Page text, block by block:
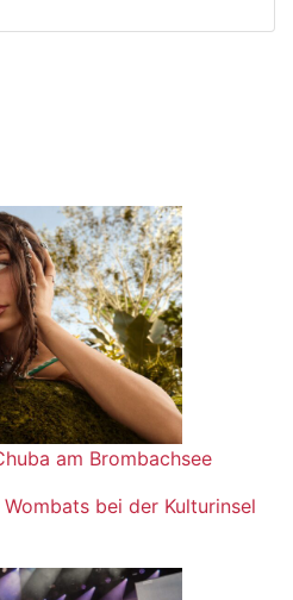
am Brombachsee
bei der Kulturinsel